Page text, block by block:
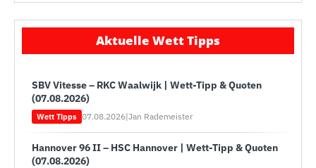
Aktuelle Wett Tipps
SBV Vitesse – RKC Waalwijk | Wett-Tipp & Quoten
(07.08.2026)
Wett Tipps 07.08.2026|Jan Rademeister
Hannover 96 II – HSC Hannover | Wett-Tipp & Quoten
(07.08.2026)